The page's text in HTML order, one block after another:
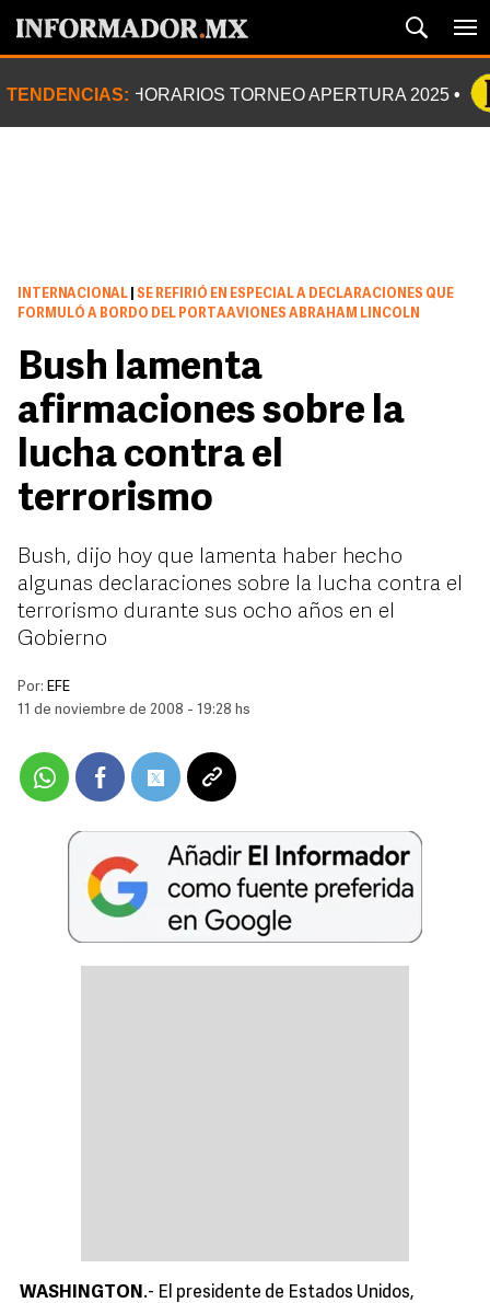
TENDENCIAS: HORARIOS TORNEO APERTURA 2025
INTERNACIONAL
SE REFIRIÓ EN ESPECIAL A DECLARACIONES QUE
FORMULÓ A BORDO DEL PORTAAVIONES ABRAHAM LINCOLN
Bush lamenta
afirmaciones sobre la
lucha contra el
terrorismo
Bush, dijo hoy que lamenta haber hecho
algunas declaraciones sobre la lucha contra el
terrorismo durante sus ocho años en el
Gobierno
Por: EFE
11 de noviembre de 2008 - 19:28 hs
WASHINGTON .- El presidente de Estados Unidos,